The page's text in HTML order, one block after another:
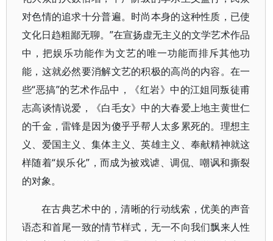
对色情的追求十分普遍。时尚本身的这种性质，已使
文化日趋粗鄙无聊。”在宣扬虚无主义的文学艺术作品
中，把娱乐功能作为文艺的唯一功能而排斥其他功
能，这就必然要消解文艺的积极的高尚的内容。在一
些“恶搞”的艺术作品中，《红岩》中的江姐同叛徒甫
志高谈情说爱，《白毛女》中的大春爱上地主黄世仁
的千金，雷锋是因为傻乎乎帮人太多累死的。理想主
义、爱国主义、集体主义、英雄主义、奉献精神就这
样随着“娱乐化”，而成为被戏谑、调侃、嘲讽和撕裂
的对象。
在古典艺术中的，清晰的行动线索，优美的声音
语态和首尾一致的情节样式，无一不向我们飘来人性